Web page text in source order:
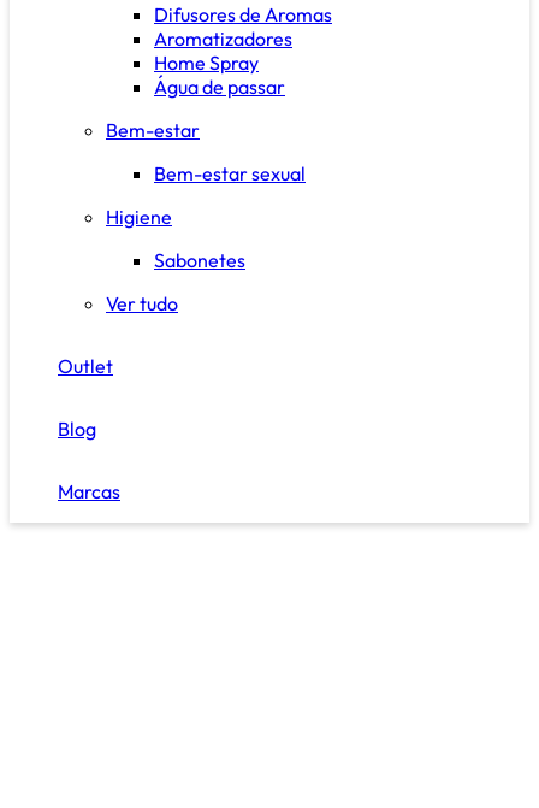
Difusores de Aromas
Aromatizadores
Home Spray
Água de passar
Bem-estar
Bem-estar sexual
Higiene
Sabonetes
Ver tudo
Outlet
Blog
Marcas